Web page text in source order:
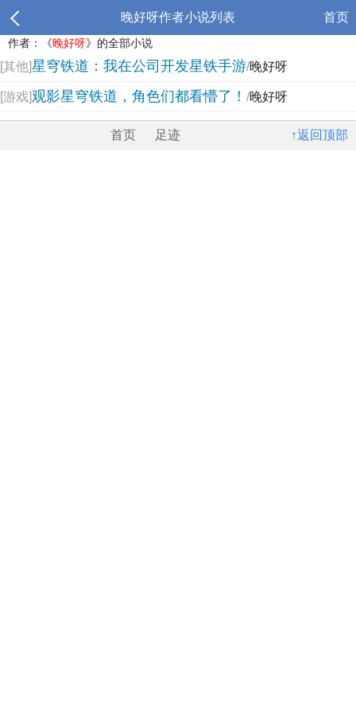
晚好呀作者小说列表 首页
作者：《晚好呀》的全部小说
[其他]星穹铁道：我在公司开发星铁手游/晚好呀
[游戏]观影星穹铁道，角色们都看懵了！ /晚好呀
↑返回顶部
首页 足迹